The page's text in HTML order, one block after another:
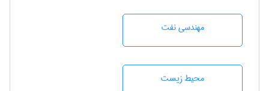
مهندسی نفت
محيط زيست